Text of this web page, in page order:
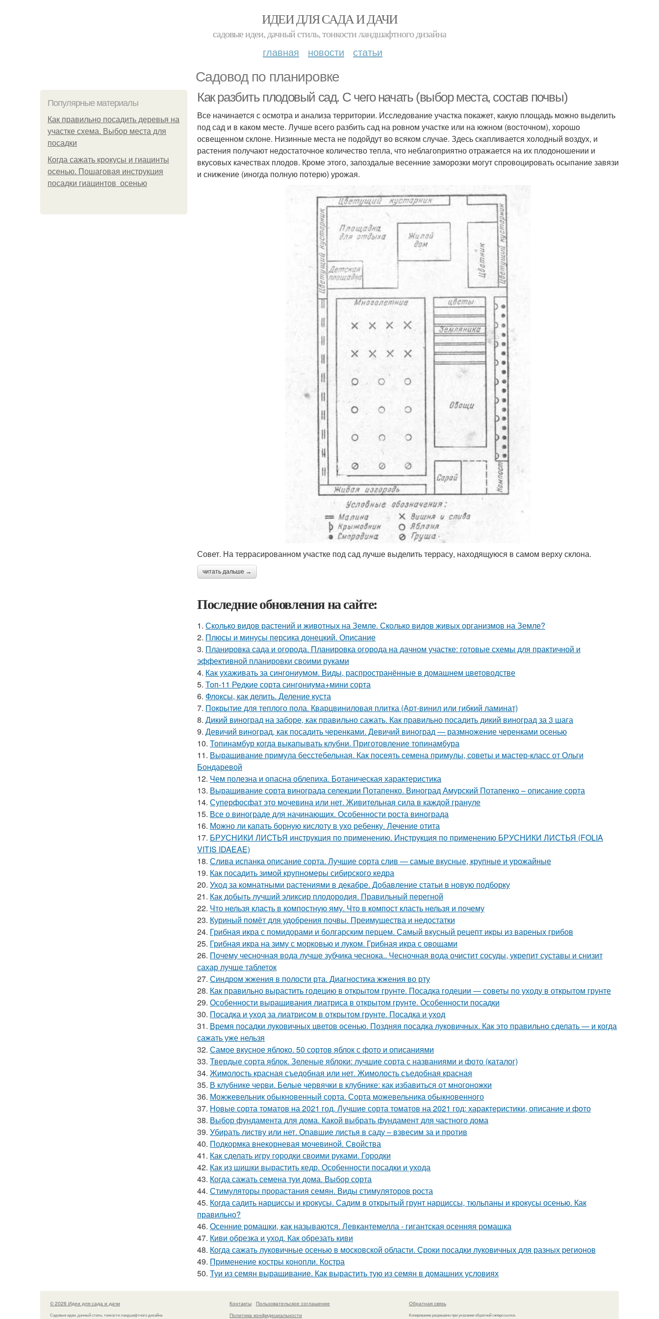
ИДЕИ ДЛЯ САДА И ДАЧИ
садовые идеи, дачный стиль, тонкости ландшафтного дизайна
главная новости статьи
Садовод по планировке
Популярные материалы
Как правильно посадить деревья на
участке схема. Выбор места для
посадки
Когда сажать крокусы и гиацинты
осенью. Пошаговая инструкция
посадки гиацинтов осенью
Как разбить плодовый сад. С чего начать (выбор места, состав почвы)
Все начинается с осмотра и анализа территории. Исследование участка покажет, какую площадь можно выделить
под сад и в каком месте. Лучше всего разбить сад на ровном участке или на южном (восточном), хорошо
освещенном склоне. Низинные места не подойдут во всяком случае. Здесь скапливается холодный воздух, и
растения получают недостаточное количество тепла, что неблагоприятно отражается на их плодоношении и
вкусовых качествах плодов. Кроме этого, запоздалые весенние заморозки могут спровоцировать осыпание завязи
и снижение (иногда полную потерю) урожая.
Совет. На террасированном участке под сад лучше выделить террасу, находящуюся в самом верху склона.
читать дальше →
Последние обновления на сайте:
1. Сколько видов растений и животных на Земле. Сколько видов живых организмов на Земле?
2. Плюсы и минусы персика донецкий. Описание
3. Планировка сада и огорода. Планировка огорода на дачном участке: готовые схемы для практичной и
эффективной планировки своими руками
4. Как ухаживать за сингониумом. Виды, распространённые в домашнем цветоводстве
5. Топ-11 Редкие сорта сингониума+мини сорта
6. Флоксы, как делить. Деление куста
7. Покрытие для теплого пола. Кварцвиниловая плитка (Арт-винил или гибкий ламинат)
8. Дикий виноград на заборе, как правильно сажать. Как правильно посадить дикий виноград за 3 шага
9. Девичий виноград, как посадить черенками. Девичий виноград — размножение черенками осенью
10. Топинамбур когда выкапывать клубни. Приготовление топинамбура
11. Выращивание примула бесстебельная. Как посеять семена примулы, советы и мастер-класс от Ольги
Бондаревой
12. Чем полезна и опасна облепиха. Ботаническая характеристика
13. Выращивание сорта винограда селекции Потапенко. Виноград Амурский Потапенко – описание сорта
14. Суперфосфат это мочевина или нет. Живительная сила в каждой грануле
15. Все о винограде для начинающих. Особенности роста винограда
16. Можно ли капать борную кислоту в ухо ребенку. Лечение отита
17. БРУСНИКИ ЛИСТЬЯ инструкция по применению. Инструкция по применению БРУСНИКИ ЛИСТЬЯ (FOLIA
VITIS IDAEAE)
18. Слива испанка описание сорта. Лучшие сорта слив — самые вкусные, крупные и урожайные
19. Как посадить зимой крупномеры сибирского кедра
20. Уход за комнатными растениями в декабре. Добавление статьи в новую подборку
21. Как добыть лучший эликсир плодородия. Правильный перегной
22. Что нельзя класть в компостную яму. Что в компост класть нельзя и почему
23. Куриный помёт для удобрения почвы. Преимущества и недостатки
24. Грибная икра с помидорами и болгарским перцем. Самый вкусный рецепт икры из вареных грибов
25. Грибная икра на зиму с морковью и луком. Грибная икра с овощами
26. Почему чесночная вода лучше зубчика чеснока.. Чесночная вода очистит сосуды, укрепит суставы и снизит
сахар лучше таблеток
27. Синдром жжения в полости рта. Диагностика жжения во рту
28. Как правильно вырастить годецию в открытом грунте. Посадка годеции — советы по уходу в открытом грунте
29. Особенности выращивания лиатриса в открытом грунте. Особенности посадки
30. Посадка и уход за лиатрисом в открытом грунте. Посадка и уход
31. Время посадки луковичных цветов осенью. Поздняя посадка луковичных. Как это правильно сделать — и когда
сажать уже нельзя
32. Самое вкусное яблоко. 50 сортов яблок с фото и описаниями
33. Твердые сорта яблок. Зеленые яблоки: лучшие сорта с названиями и фото (каталог)
34. Жимолость красная съедобная или нет. Жимолость съедобная красная
35. В клубнике черви. Белые червячки в клубнике: как избавиться от многоножки
36. Можжевельник обыкновенный сорта. Сорта можевельника обыкновенного
37. Новые сорта томатов на 2021 год. Лучшие сорта томатов на 2021 год: характеристики, описание и фото
38. Выбор фундамента для дома. Какой выбрать фундамент для частного дома
39. Убирать листву или нет. Опавшие листья в саду – взвесим за и против
40. Подкормка внекорневая мочевиной. Свойства
41. Как сделать игру городки своими руками. Городки
42. Как из шишки вырастить кедр. Особенности посадки и ухода
43. Когда сажать семена туи дома. Выбор сорта
44. Стимуляторы прорастания семян. Виды стимуляторов роста
45. Когда садить нарциссы и крокусы. Садим в открытый грунт нарциссы, тюльпаны и крокусы осенью. Как
правильно?
46. Осенние ромашки, как называются. Левкантемелла - гигантская осенняя ромашка
47. Киви обрезка и уход. Как обрезать киви
48. Когда сажать луковичные осенью в московской области. Сроки посадки луковичных для разных регионов
49. Применение костры конопли. Костра
50. Туи из семян выращивание. Как вырастить тую из семян в домашних условиях
© 2026 Идеи для сада и дачи
Садовые идеи, дачный стиль, тонкости ландшафтного дизайна
Контакты
Пользовательское соглашение
Политика конфидециальности
Обратная связь
Копирование разрешено при указании обратной гиперссылки.